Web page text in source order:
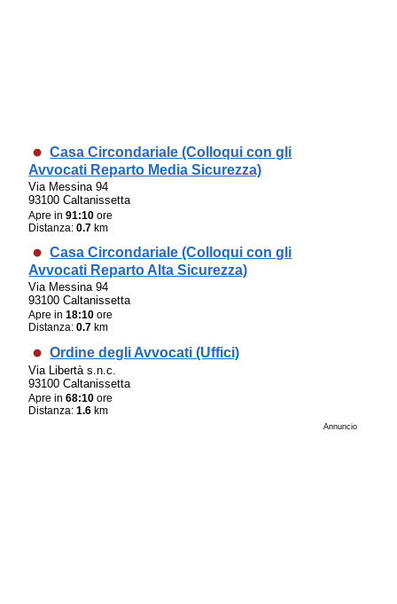
Casa Circondariale (Colloqui con gli
Avvocati Reparto Media Sicurezza)
Via Messina 94
93100 Caltanissetta
Apre in91:10 ore
Distanza:0.7 km
Casa Circondariale (Colloqui con gli
Avvocati Reparto Alta Sicurezza)
Via Messina 94
93100 Caltanissetta
Apre in18:10 ore
Distanza:0.7 km
Ordine degli Avvocati (Uffici)
Via Libertà s.n.c.
93100 Caltanissetta
Apre in68:10 ore
Distanza:1.6 km
Annuncio